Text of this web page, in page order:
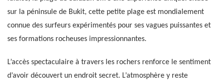
sur la péninsule de Bukit, cette petite plage est mondialement
connue des surfeurs expérimentés pour ses vagues puissantes et
ses formations rocheuses impressionnantes.
L’accès spectaculaire à travers les rochers renforce le sentiment
d’avoir découvert un endroit secret. L’atmosphère y reste